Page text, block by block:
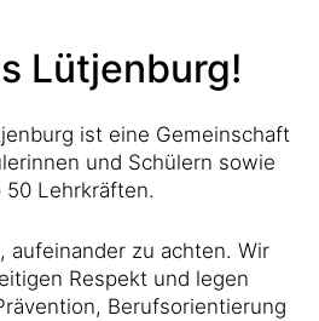
Lütjenburg!
ist eine Gemeinschaft
und Schülern sowie
50 Lehrkräften.
aufeinander zu achten. Wir
Respekt und legen
Berufsorientierung